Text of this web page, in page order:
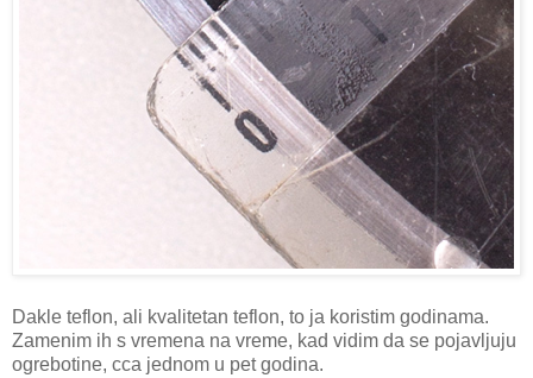
Dakle teflon, ali kvalitetan teflon, to ja koristim godinama.
Zamenim ih s vremena na vreme, kad vidim da se pojavljuju
ogrebotine, cca jednom u pet godina.